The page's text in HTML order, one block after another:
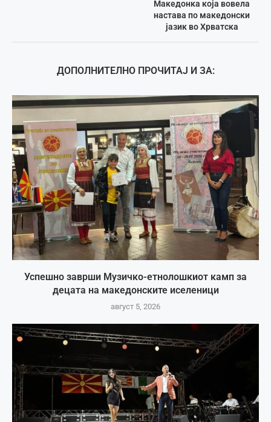
Македонка која вовела
настава по македонски
јазик во Хрватска
ДОПОЛНИТЕЛНО ПРОЧИТАЈ И ЗА:
Успешно заврши Музичко-етнолошкиот камп за
децата на македонските иселеници
август 5, 2026